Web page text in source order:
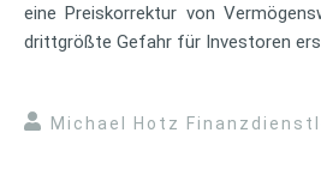
eine Preiskorrektur von
drittgrößte Gefahr für Investoren
Michael Hotz